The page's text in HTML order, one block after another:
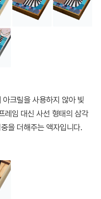
크릴을 사용하지 않아 빛
레임 대신 사선 형태의 삼각
을 더해주는 액자입니다.